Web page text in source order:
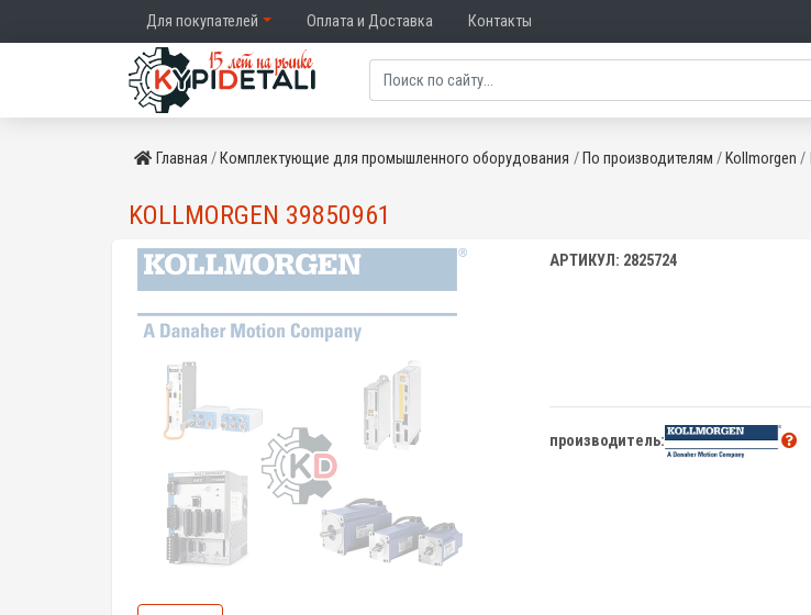
Для покупателей Оплата и Доставка Контакты
Главная Комплектующие для промышленного оборудования По производителям Kollmorgen
KOLLMORGEN 39850961
АРТИКУЛ: 2825724
производитель: